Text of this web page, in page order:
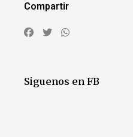
Compartir
Siguenos en FB